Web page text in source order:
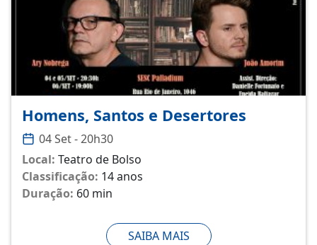
Homens, Santos e Desertores
04 Set - 20h30
Local: Teatro de Bolso
Classificação: 14 anos
Duração: 60 min
SAIBA MAIS